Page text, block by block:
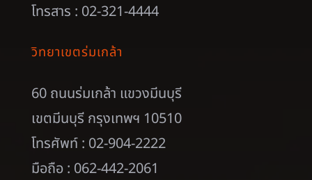
โทรสาร : 02-321-4444
วิทยาเขตร่มเกล้า
60 ถนนร่มเกล้า แขวงมีนบุรี
เขตมีนบุรี กรุงเทพฯ 10510
โทรศัพท์ : 02-904-2222
มือถือ : 062-442-2061